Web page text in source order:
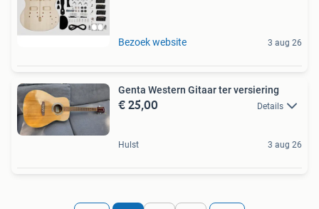
Bezoek website 3 aug 26
Genta Western Gitaar ter versiering
€ 25,00 Details
Hulst 3 aug 26